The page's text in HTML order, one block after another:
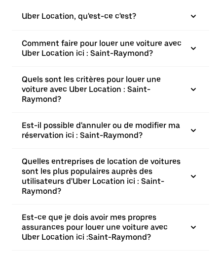
Uber Location, qu'est-ce c'est?
Comment faire pour louer une voiture avec
Uber Location ici : Saint-Raymond?
Quels sont les critères pour louer une
voiture avec Uber Location : Saint-
Raymond?
Est-il possible d'annuler ou de modifier ma
réservation ici : Saint-Raymond?
Quelles entreprises de location de voitures
sont les plus populaires auprès des
utilisateurs d'Uber Location ici : Saint-
Raymond?
Est-ce que je dois avoir mes propres
assurances pour louer une voiture avec
Uber Location ici :Saint-Raymond?